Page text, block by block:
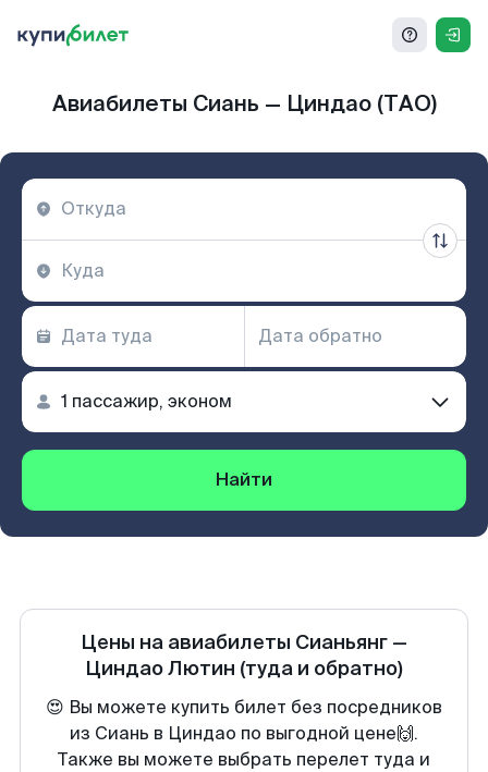
Авиабилеты Сиань — Циндао (TAO)
Найти
Цены на авиабилеты Сианьянг —
Циндао Лютин (туда и обратно)
😍 Вы можете купить билет без посредников
из Сиань в Циндао по выгодной цене🙌.
Также вы можете выбрать перелет туда и